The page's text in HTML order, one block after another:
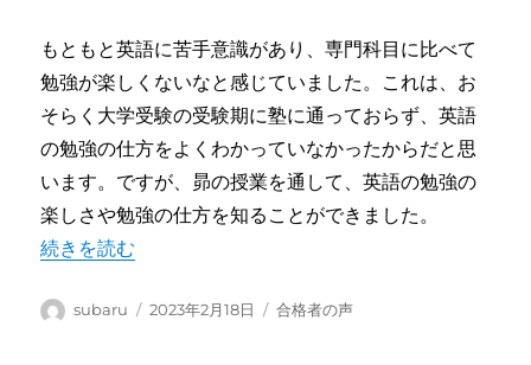
もともと英語に苦手意識があり、専門科目に比べて
勉強が楽しくないなと感じていました。これは、お
そらく大学受験の受験期に塾に通っておらず、英語
の勉強の仕方をよくわかっていなかったからだと思
います。ですが、昴の授業を通して、英語の勉強の
楽しさや勉強の仕方を知ることができました。
“北海道大学大学院 文学研究科合格者の声” の
続きを読む
投
subaru
投
2023年2月18日
カ
合格者の声